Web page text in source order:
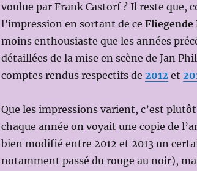
voulue par Frank Castorf ? Il reste que,
l’impression en sortant de ce Fliegende
moins enthousiaste que les années
détaillées de la mise en scène de Jan
comptes rendus respectifs de 2012et
Que les impressions varient, c’est
chaque année on voyait une copie de
bien modifié entre 2012 et 2013 un
notamment passé du rouge au noir),